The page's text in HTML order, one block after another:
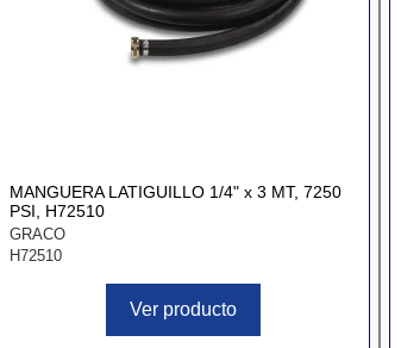
MANGUERA LATIGUILLO 1/4" x 3 MT, 7250
PSI, H72510
GRACO
H72510
Ver producto